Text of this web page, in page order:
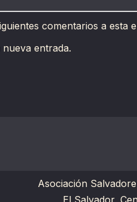
comentarios a esta
entrada.
Asociación